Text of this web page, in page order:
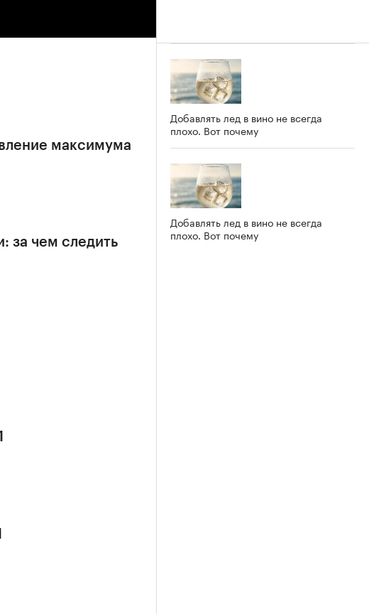
максимума
за чем следить
Добавлять лед в вино не всегда
плохо. Вот почему
Добавлять лед в вино не всегда
плохо. Вот почему